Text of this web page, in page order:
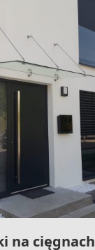
na cięgnach